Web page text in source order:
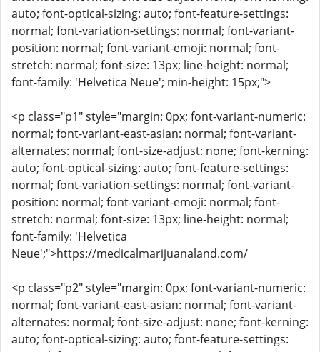
auto; font-optical-sizing: auto; font-feature-settings:
normal; font-variation-settings: normal; font-variant-
position: normal; font-variant-emoji: normal; font-
stretch: normal; font-size: 13px; line-height: normal;
font-family: 'Helvetica Neue'; min-height: 15px;">
<p class="p1" style="margin: 0px; font-variant-numeric:
normal; font-variant-east-asian: normal; font-variant-
alternates: normal; font-size-adjust: none; font-kerning:
auto; font-optical-sizing: auto; font-feature-settings:
normal; font-variation-settings: normal; font-variant-
position: normal; font-variant-emoji: normal; font-
stretch: normal; font-size: 13px; line-height: normal;
font-family: 'Helvetica
Neue';">https://medicalmarijuanaland.com/
<p class="p2" style="margin: 0px; font-variant-numeric:
normal; font-variant-east-asian: normal; font-variant-
alternates: normal; font-size-adjust: none; font-kerning:
auto; font-optical-sizing: auto; font-feature-settings: